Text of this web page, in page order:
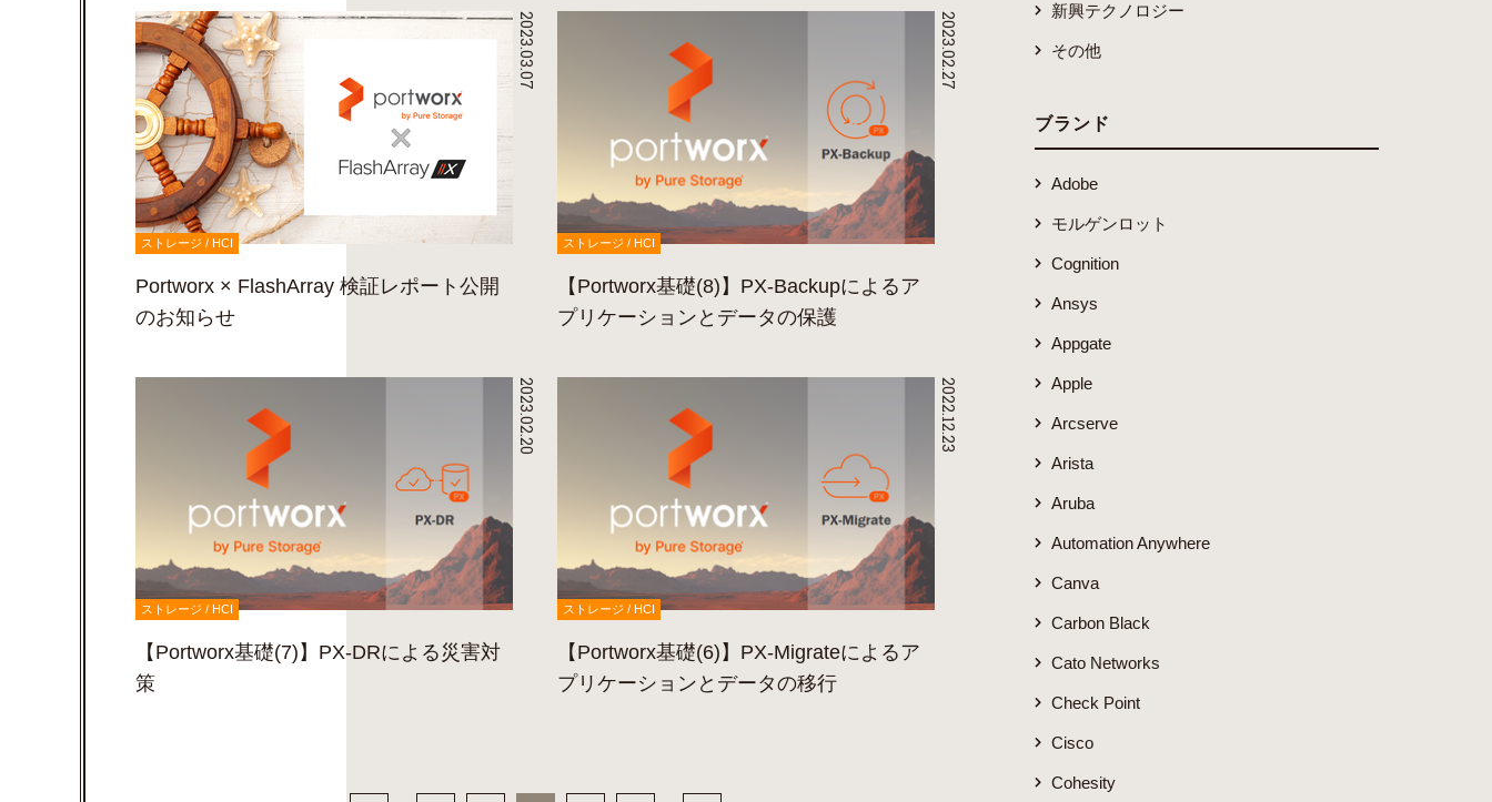
2023.03.07
ストレージ / HCI
Portworx × FlashArray 検証レポート公開
のお知らせ
2023.02.27
ストレージ / HCI
【Portworx基礎(8)】PX-Backupによるア
プリケーションとデータの保護
2023.02.20
ストレージ / HCI
【Portworx基礎(7)】PX-DRによる災害対
策
2022.12.23
ストレージ / HCI
【Portworx基礎(6)】PX-Migrateによるア
プリケーションとデータの移行
新興テクノロジー
その他
ブランド
Adobe
モルゲンロット
Cognition
Ansys
Appgate
Apple
Arcserve
Arista
Aruba
Automation Anywhere
Canva
Carbon Black
Cato Networks
Check Point
Cisco
Cohesity